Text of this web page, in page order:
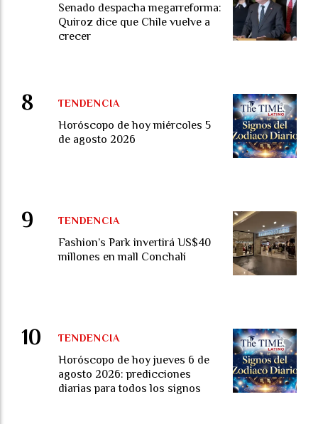
Senado despacha megarreforma:
Quiroz dice que Chile vuelve a
crecer
Horóscopo de hoy miércoles 5
de agosto 2026
TENDENCIA
Fashion’s Park invertirá US$40
millones en mall Conchalí
TENDENCIA
Horóscopo de hoy jueves 6 de
agosto 2026: predicciones
diarias para todos los signos
TENDENCIA